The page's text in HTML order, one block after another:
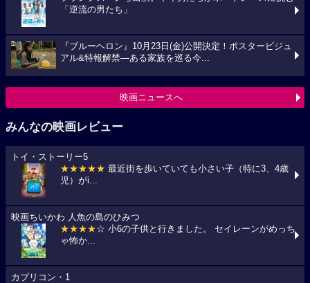
「逆流の男たち」
『ブルーヘロン』10月23日(金)公開決定！ポスタービジュ
アル&特報解禁―ある家族を巡る今...
映画ニュースへ
みんなの映画レビュー
トイ・ストーリー5
★★★★★ 最近街を歩いていても小さい子（特に3、4歳
児）がi...
映画ちいかわ 人魚の島のひみつ
★★★★☆ 小6の子供と行きました。 セイレーンがめっち
ゃ怖か...
カプリコン・1